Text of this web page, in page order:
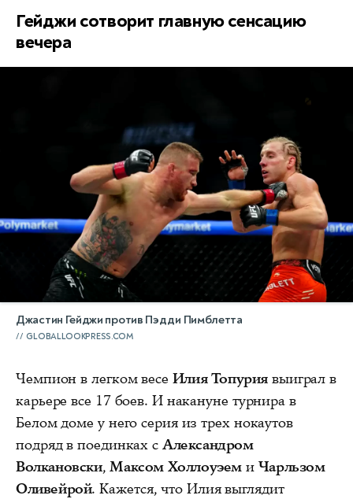
Гейджи сотворит главную сенсацию
вечера
Джастин Гейджи против Пэдди Пимблетта
GLOBALLOOKPRESS.COM
Чемпион в легком весе Илия Топурия выиграл в
карьере все 17 боев. И накануне турнира в
Белом доме у него серия из трех нокаутов
подряд в поединках с Александром
Волкановски,Максом Холлоуэем и Чарльзом
Оливейрой. Кажется, что Илия выглядит